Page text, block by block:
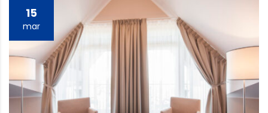
15
mar